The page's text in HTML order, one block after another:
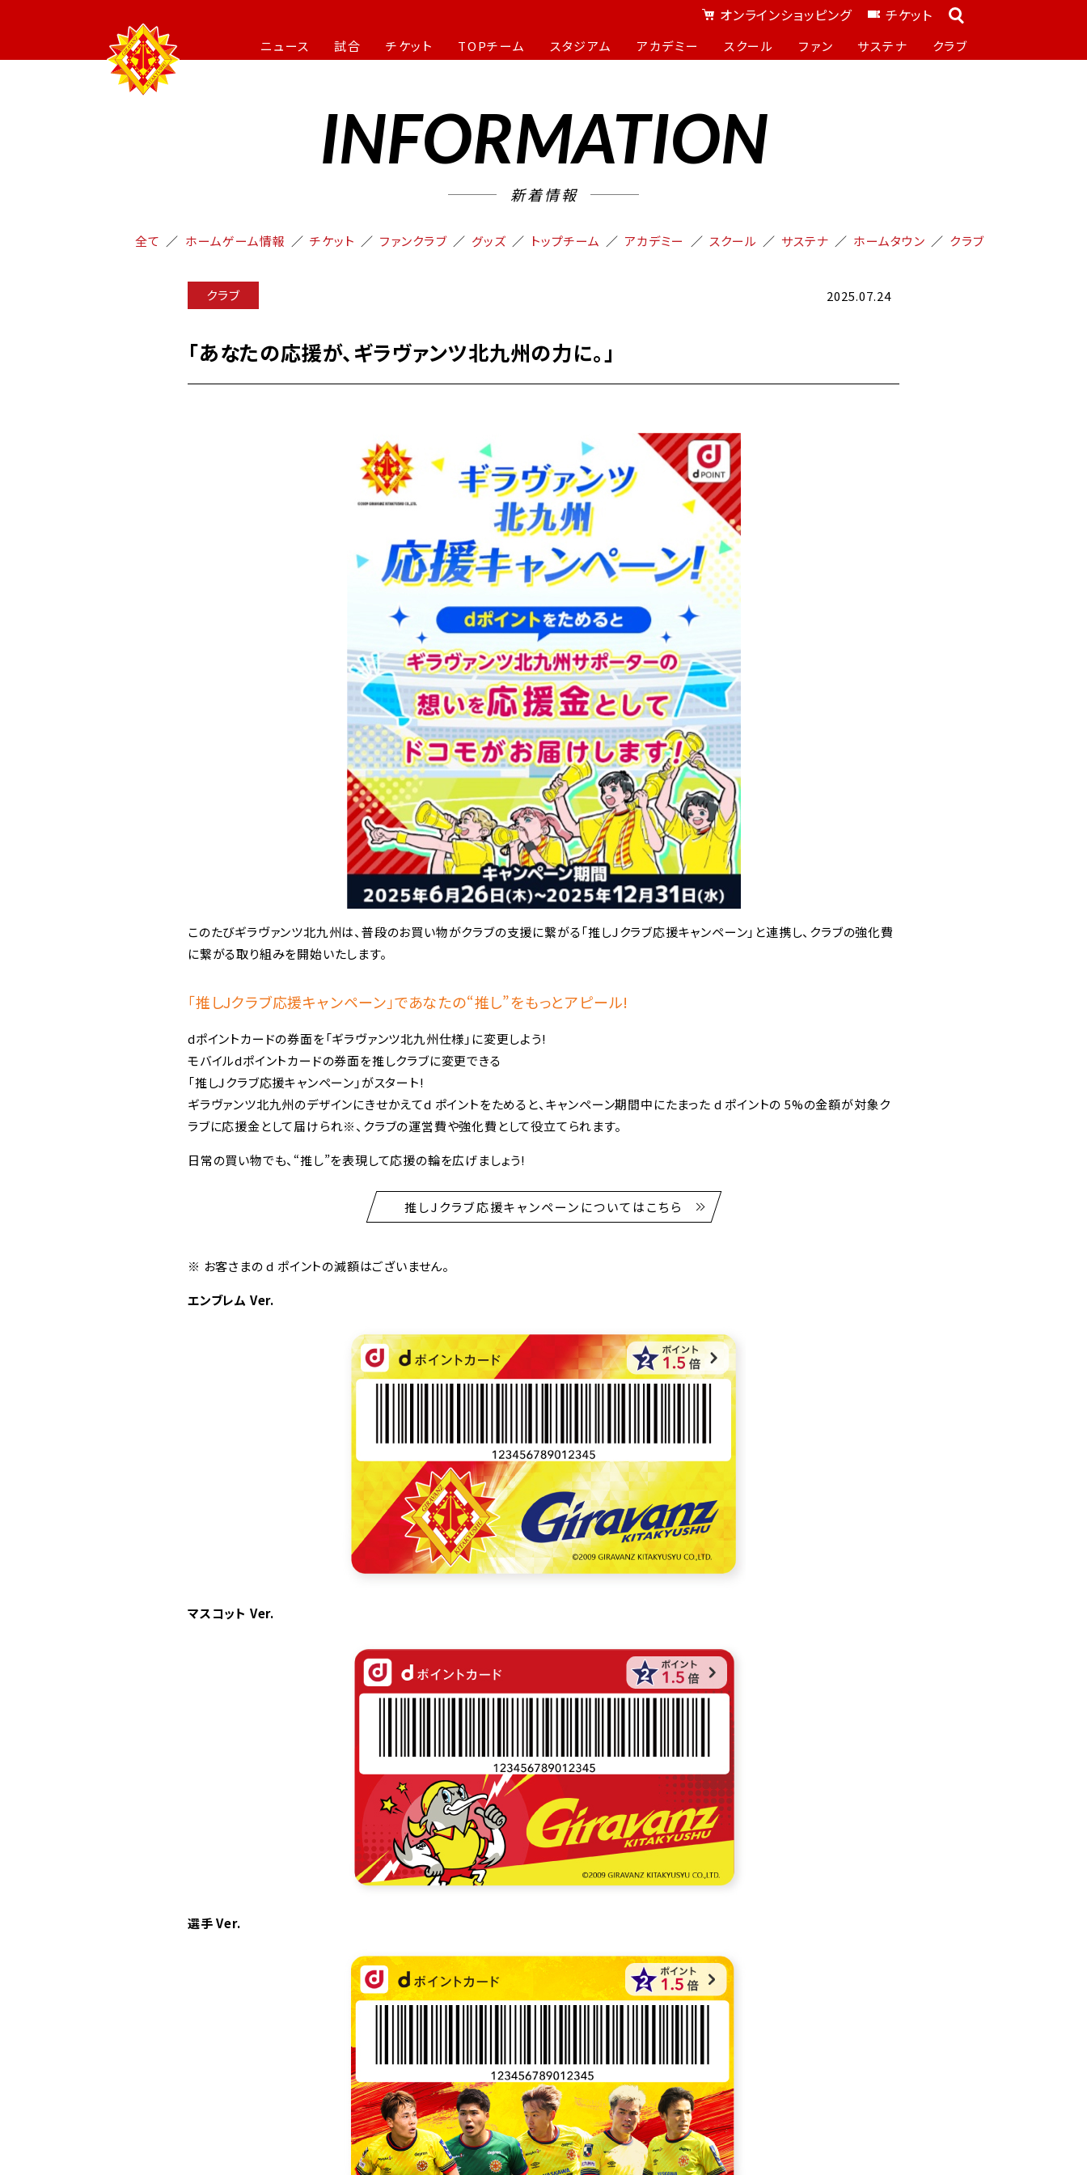
オンラインショッピング チケット
ニュース 試合 チケット TOPチーム スタジアム アカデミー スクール ファン サステナ クラブ
INFORMATION
新着情報
全て ホームゲーム情報 チケット ファンクラブ グッズ トップチーム アカデミー スクール サステナ ホームタウン クラブ
クラブ 2025.07.24
「あなたの応援が、ギラヴァンツ北九州の力に。」
このたびギラヴァンツ北九州は、普段のお買い物がクラブの支援に繋がる「推しJクラブ応援キャンペーン」と連携し、クラブの強化費
に繋がる取り組みを開始いたします。
「推しJクラブ応援キャンペーン」であなたの“推し”をもっとアピール!
dポイントカードの券面を「ギラヴァンツ北九州仕様」に変更しよう!
モバイルdポイントカードの券面を推しクラブに変更できる
「推しJクラブ応援キャンペーン」がスタート!
ギラヴァンツ北九州のデザインにきせかえてd ポイントをためると、キャンペーン期間中にたまった d ポイントの 5%の金額が対象ク
ラブに応援金として届けられ※、クラブの運営費や強化費として役立てられます。
日常の買い物でも、“推し”を表現して応援の輪を広げましょう!
推しJクラブ応援キャンペーンについてはこちら
※ お客さまの d ポイントの減額はございません。
エンブレム Ver.
マスコット Ver.
選手 Ver.